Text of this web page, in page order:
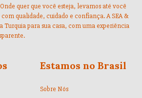
quer que você esteja, levamos até você
qualidade, cuidado e confiança. A SEA &
Turquia para sua casa, com uma experiência
Estamos no Brasil
Sobre Nós